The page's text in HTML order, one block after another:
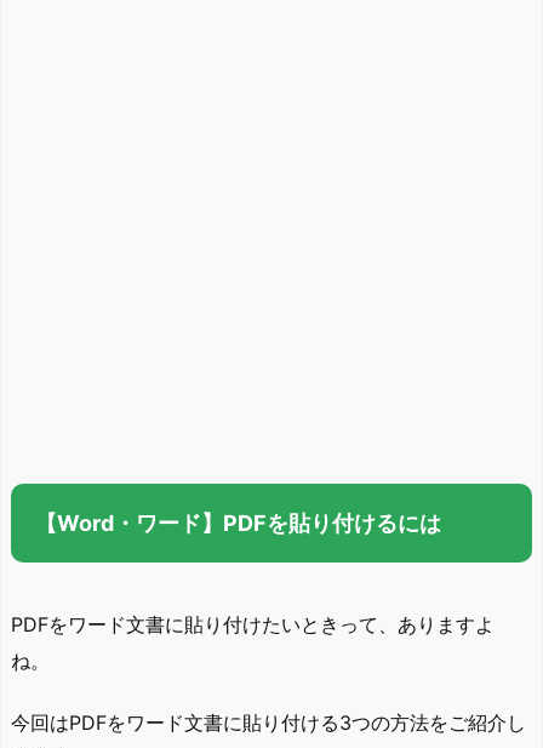
【Word・ワード】PDFを貼り付けるには
PDFをワード文書に貼り付けたいときって、ありますよ
ね。
今回はPDFをワード文書に貼り付ける3つの方法をご紹介し